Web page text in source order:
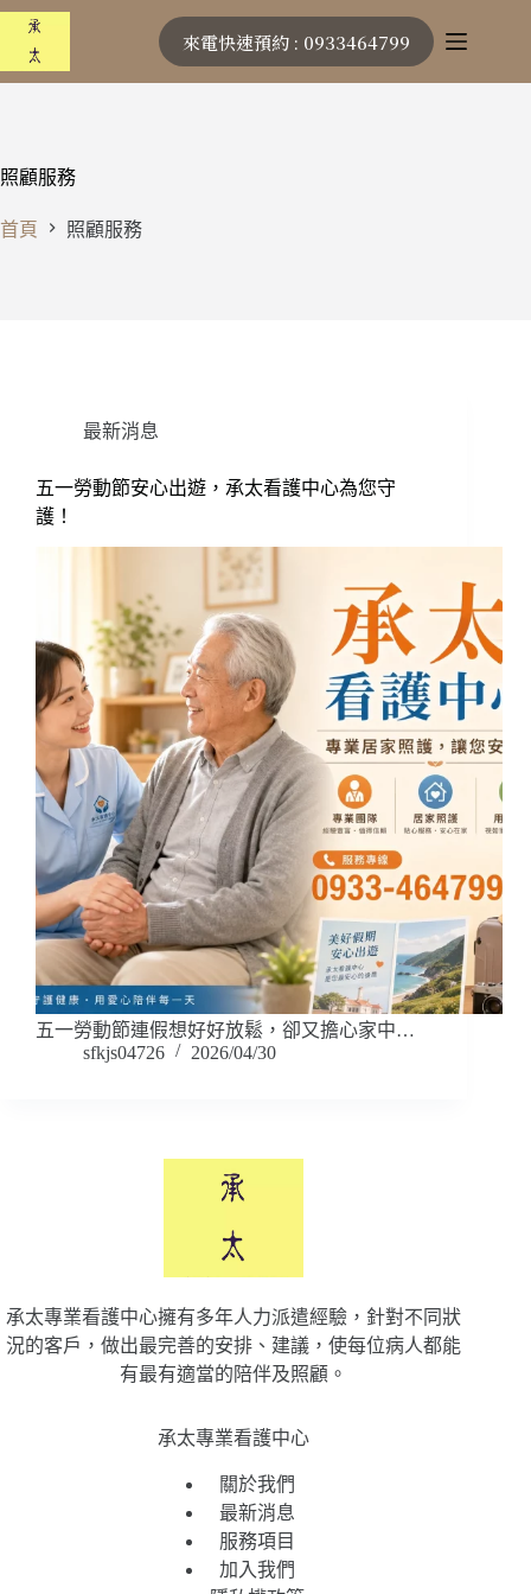
跳
主
來電快速預約 : 0933464799
照顧服務
首頁 照顧服務
最新消息
五一勞動節安心出遊，承太看護中心為您守
護！
五一勞動節連假想好好放鬆，卻又擔心家中…
sfkjs04726
2026/04/30
承太專業看護中心擁有多年人力派遣經驗，針對不同狀
況的客戶，做出最完善的安排、建議，使每位病人都能
有最有適當的陪伴及照顧。
承太專業看護中心
關於我們
最新消息
服務項目
加入我們